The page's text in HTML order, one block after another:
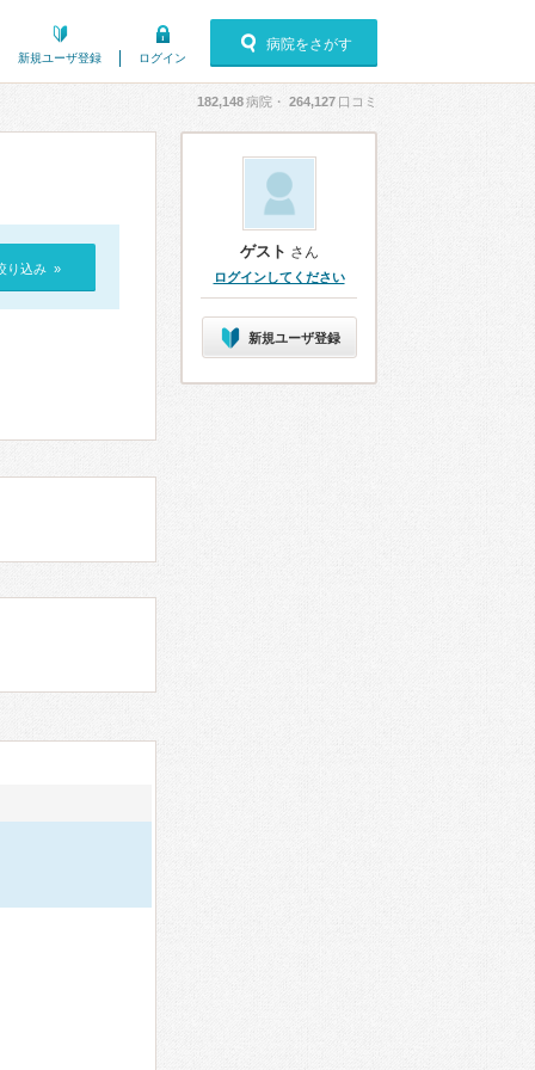
新規ユーザ登録 ログイン
病院をさがす
182,148病院・ 264,127 口コミ
り込み »
ゲスト さん
ログインしてください
新規ユーザ登録